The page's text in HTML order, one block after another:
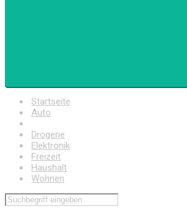
Startseite
Auto
Drogerie
Elektronik
Freizeit
Haushalt
Wohnen